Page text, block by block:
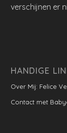
verschijnen er
HANDIGE
Over Mij: Felice
Contact met